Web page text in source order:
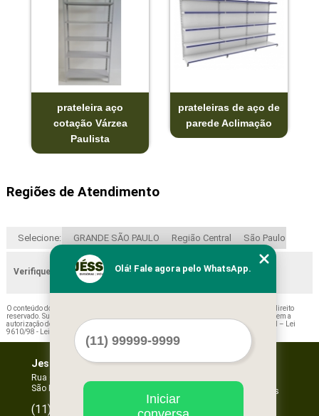
prateleira aço
cotação Várzea
Paulista
prateleiras de aço de
parede Aclimação
Regiões de Atendimento
Selecione: GRANDE SÃO PAULO Região Central São Paulo
Verifique as regiões que atendemos
O conteúdo do texto "
" é de direito
reservado. Sua reprodução, parcial ou total, mesmo citando nossos links, é proibida sem a
autorização do autor. Crime de violação de direito autoral – artigo 184 do Código Penal –
Lei
9610/98 - Lei de direitos autorais
Jessica Forros e Divisórias
Rua Oscar Horta, 269 - Mooca
São Paulo - SP - CEP: 03105-110
(11)
Serviços
Olá! Fale agora pelo WhatsApp.
Iniciar